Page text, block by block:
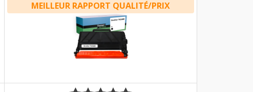
MEILLEUR RAPPORT QUALITÉ/PRIX